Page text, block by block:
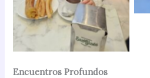
Encuentros Profundos